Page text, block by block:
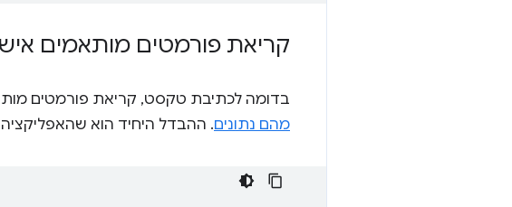
קריאת פורמטים מותאמים
בדומה לכתיבת טקסט, קריאת פורמטים
מהם נתונים. ההבדל היחיד הוא